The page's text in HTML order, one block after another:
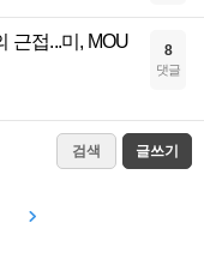
근접...미, MOU
8
댓글
검색 글쓰기